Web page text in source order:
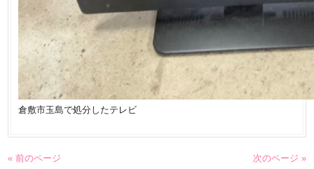
倉敷市玉島で処分したテレビ
« 前のページ 次のページ »